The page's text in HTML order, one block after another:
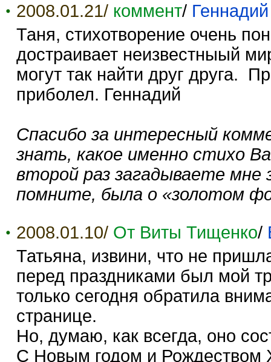
2008.01.21/ коммент/
Таня, стихотворение очень
достраивает неизвестныый
могут так найти друг друга.
приболел. Геннадий
Спасибо за интересный
знать, какое именно стихо
второй раз загадываете мне
помните, была о «золотом
2008.01.10/ От Виты Тищенко/
Татьяна, извини, что не
перед праздниками был мой
только сегодня обратила
странице.
Но, думаю, как всегда, оно
С Новым годом и Рождеством